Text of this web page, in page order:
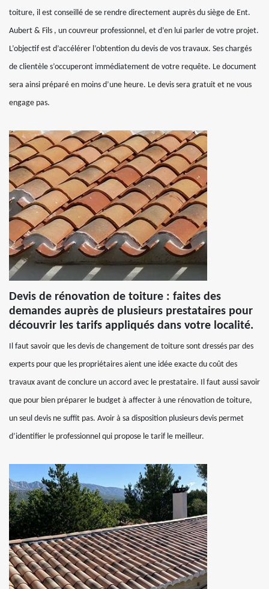
toiture, il est conseillé de se rendre directement auprès du siège de Ent.
Aubert & Fils , un couvreur professionnel, et d’en lui parler de votre projet.
L’objectif est d’accélérer l’obtention du devis de vos travaux. Ses chargés
de clientèle s’occuperont immédiatement de votre requête. Le document
sera ainsi préparé en moins d’une heure. Le devis sera gratuit et ne vous
engage pas.
Devis de rénovation de toiture : faites des
demandes auprès de plusieurs prestataires pour
découvrir les tarifs appliqués dans votre localité.
Il faut savoir que les devis de changement de toiture sont dressés par des
experts pour que les propriétaires aient une idée exacte du coût des
travaux avant de conclure un accord avec le prestataire. Il faut aussi savoir
que pour bien préparer le budget à affecter à une rénovation de toiture,
un seul devis ne suffit pas. Avoir à sa disposition plusieurs devis permet
d’identifier le professionnel qui propose le tarif le meilleur.